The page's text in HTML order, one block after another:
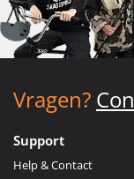
Vragen?
Support
Help & Contact